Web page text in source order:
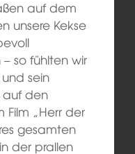
auf dem
unsere Kekse
so fühlten wir
sein
auf den
„Herr der
gesamten
der prallen